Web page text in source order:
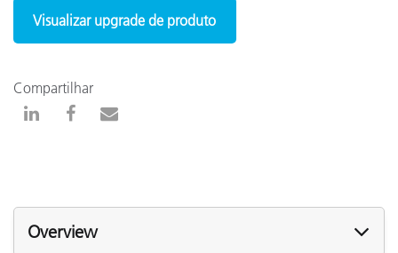
Visualizar upgrade de produto
Compartilhar
Overview